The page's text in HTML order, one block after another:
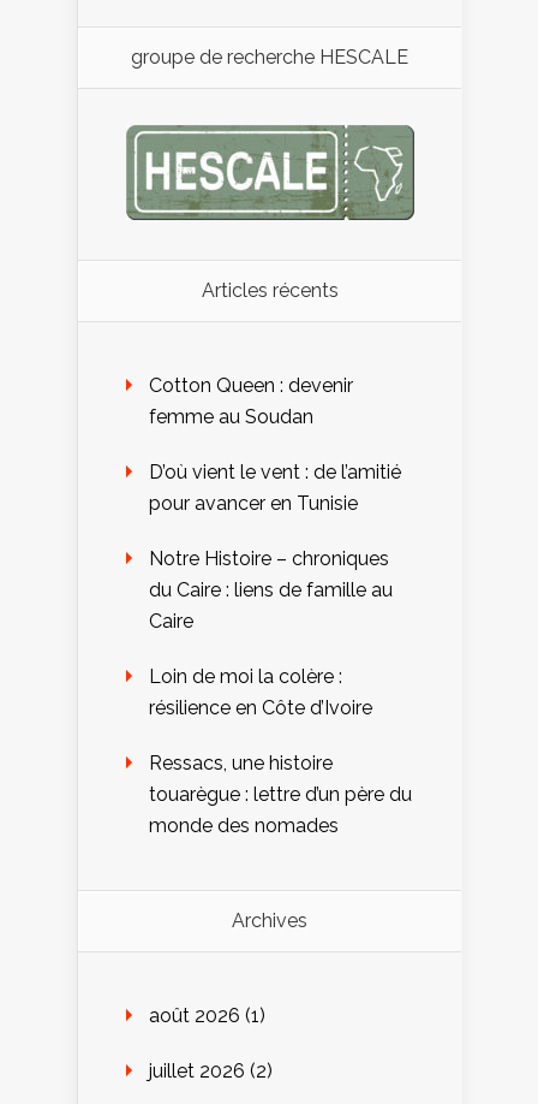
groupe de recherche HESCALE
Articles récents
Cotton Queen : devenir
femme au Soudan
D’où vient le vent : de l’amitié
pour avancer en Tunisie
Notre Histoire – chroniques
du Caire : liens de famille au
Caire
Loin de moi la colère :
résilience en Côte d’Ivoire
Ressacs, une histoire
touarègue : lettre d’un père du
monde des nomades
Archives
août 2026 (1)
juillet 2026 (2)